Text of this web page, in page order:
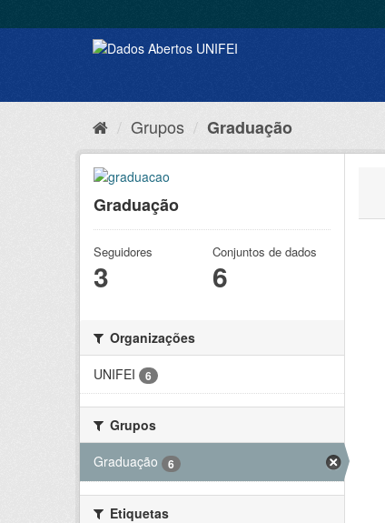
Grupos Graduação
Graduação
Seguidores
3
Conjuntos de dados
6
Organizações
UNIFEI
6
Grupos
Graduação
6
Etiquetas